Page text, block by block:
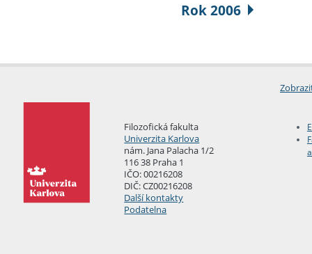
Rok 2006
Filozofická fakulta
Univerzita Karlova
nám. Jana Palacha 1/2
116 38 Praha 1
IČO: 00216208
DIČ: CZ00216208
Další kontakty
Podatelna